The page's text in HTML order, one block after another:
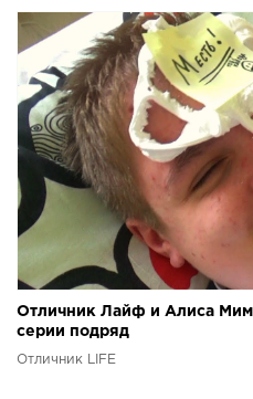
Отличник Лайф и Алиса
серии подряд
Отличник LIFE